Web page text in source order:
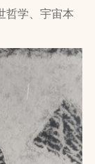
哲学、宇宙本